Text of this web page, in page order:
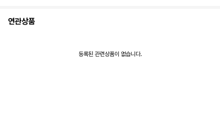
연관상품
등록된 관련상품이 없습니다.